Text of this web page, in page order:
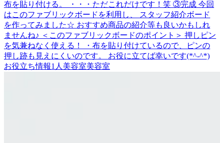
布を貼り付ける。 ・・・ただこれだけです！笑 ③完成 今回
はこのファブリックボードを利用し、 スタッフ紹介ボード
を作ってみました☆ おすすめ商品の紹介等も良いかもしれ
ませんね♪ ＜このファブリックボードのポイント＞ 押しピン
を気兼ねなく使える！ ・布を貼り付けているので、ピンの
押し跡も見えにくいのです。 お役に立てば幸いです(*^-^*)
お役立ち情報1人美容室美容室